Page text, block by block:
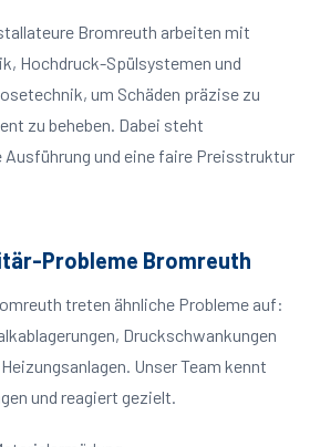
Bromreuth arbeiten mit
Hochdruck-Spülsystemen und
um Schäden präzise zu
zu beheben. Dabei steht
Ausführung und eine faire Preisstruktur
Probleme Bromreuth
treten ähnliche Probleme auf:
Druckschwankungen
Unser Team kennt
und reagiert gezielt.